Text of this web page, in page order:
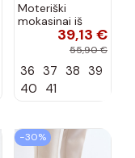
Moteriški
mokasinai iš
dirbtinės
zomšos, smėlio
39,13 €
55,90 €
36 37 38 39
40 41
−30%